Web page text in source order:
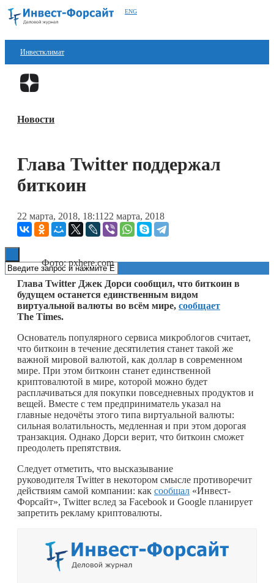
ENG
Инвестклимат
Финансы
Блокчейн
Книги
Новости
Глава Twitter поддержал
биткоин
22 марта, 2018, 18:11 22 марта, 2018
Фото: pxhere.com
Глава Twitter Джек Дорси сообщил, что биткоин в
будущем останется единственным видом
виртуальной валюты во всём мире, сообщает
The Times.
Основатель популярного сервиса микроблогов считает,
что биткоин в течение десятилетия станет такой же
важной мировой валютой, как доллар в современном
мире. При этом биткоин станет единственной
криптовалютой в мире, которой можно будет
расплачиваться для покупки повседневных продуктов и
вещей. Вместе с тем предприниматель указал на
главные недочёты этого типа виртуальной валюты:
сильная волатильность, медленная и при этом дорогая
транзакция. Однако Дорси верит, что биткоин сможет
преодолеть препятствия.
Следует отметить, что высказывание
руководителя Twitter в некотором смысле противоречит
действиям самой компании: как сообщал «Инвест-
Форсайт», Twitter вслед за Facebook и Google планирует
запретить рекламу криптовалюты.